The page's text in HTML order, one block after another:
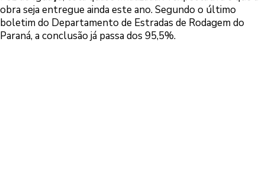
obra seja entregue ainda este ano. Segundo o último
boletim do Departamento de Estradas de Rodagem do
Paraná, a conclusão já passa dos 95,5%.